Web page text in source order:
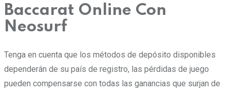
Baccarat Online Con
Neosurf
Tenga en cuenta que los métodos de depósito disponibles
dependerán de su país de registro, las pérdidas de juego
pueden compensarse con todas las ganancias que surjan de